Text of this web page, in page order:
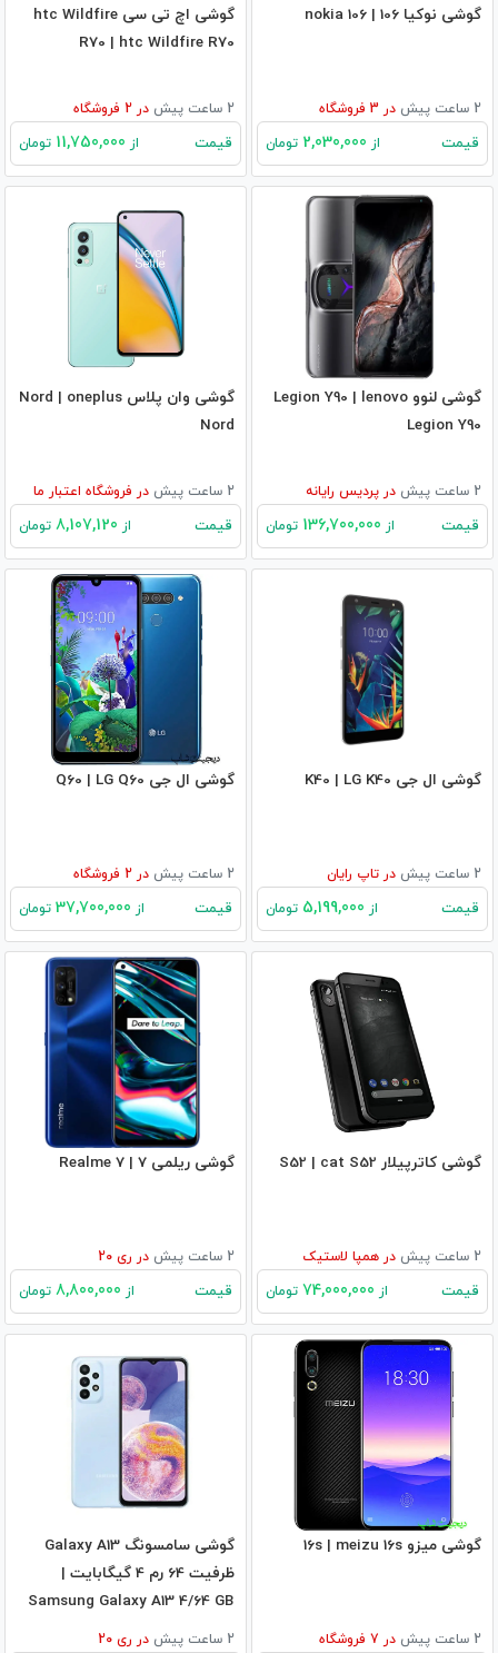
گوشی نوکیا 106 | nokia 106
2 ساعت پیش در فروشگاه
قیمت از تومان
گوشی اچ تی سی htc Wildfire
R70 | htc Wildfire R70
2 ساعت پیش در فروشگاه
قیمت از تومان
گوشی لنوو Legion Y90 | lenovo
Legion Y90
2 ساعت پیش در پردیس رایانه
قیمت از تومان
گوشی وان پلاس Nord | oneplus
Nord
2 ساعت پیش در فروشگاه اعتبار ما
قیمت از تومان
گوشی ال جی K40 | LG K40
2 ساعت پیش در تاپ رایان
قیمت از تومان
گوشی ال جی Q60 | LG Q60
2 ساعت پیش در فروشگاه
قیمت از تومان
گوشی کاترپیلار S52 | cat S52
2 ساعت پیش در همپا لاستیک
قیمت از تومان
گوشی ریلمی 7 | Realme 7
2 ساعت پیش در ری 20
قیمت از تومان
گوشی میزو 16s | meizu 16s
2 ساعت پیش در فروشگاه
گوشی سامسونگ Galaxy A13
ظرفیت 64 رم 4 گیگابایت |
Samsung Galaxy A13 4/64 GB
2 ساعت پیش در ری 20